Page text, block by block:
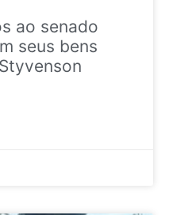
ao senado
seus bens